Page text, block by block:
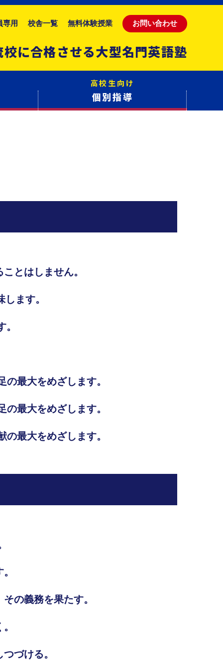
専用 校舎一覧 無料体験授業 お問い合わせ
に合格させる大型名門英語塾
高校生向け
個別指導
とはしません。
ます。
最大をめざします。
最大をめざします。
最大をめざします。
の義務を果たす。
づける。